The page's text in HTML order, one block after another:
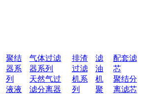
聚结
器系
列
液液
气体过滤
器系列
天然气过
滤分离器
排渣
过滤
机系
列
滤
油
机
聚
配套滤
芯
聚结分
离滤芯